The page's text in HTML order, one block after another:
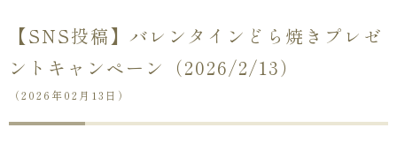
【SNS投稿】バレンタインどら焼きプレゼ
ントキャンペーン（2026/2/13）
（2026年02月13日）